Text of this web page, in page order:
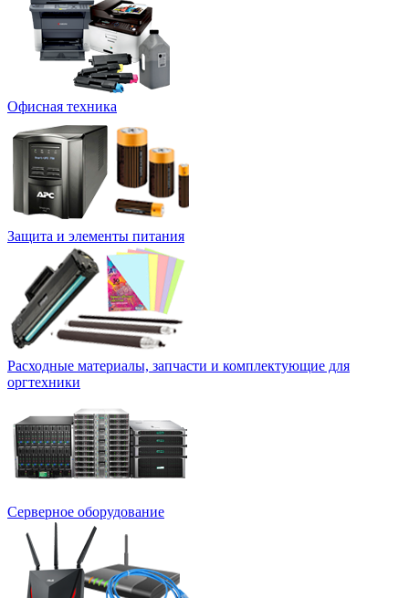
Офисная техника
Защита и элементы питания
Расходные материалы, запчасти и комплектующие для
оргтехники
Серверное оборудование